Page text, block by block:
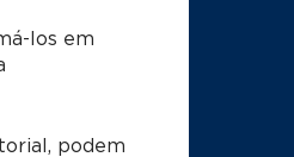
los em
podem